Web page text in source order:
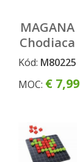
MAGANA
Chodiaca
larva
Kód: M80225
MOC: € 7,99